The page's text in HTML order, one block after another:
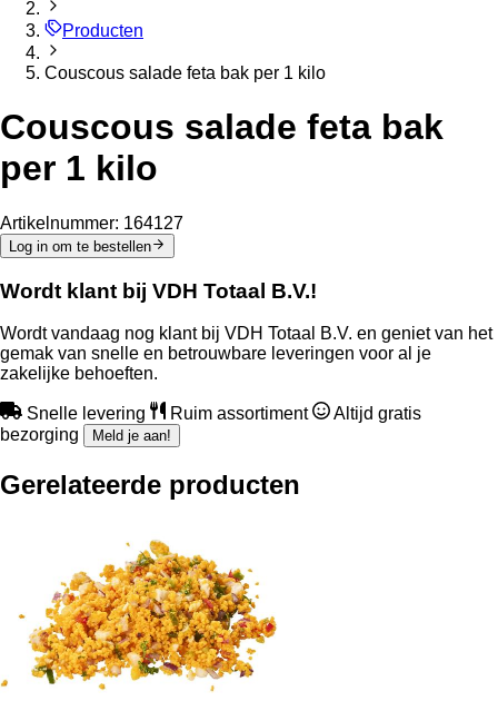
Producten
Couscous salade feta bak per 1 kilo
Couscous salade feta bak
per 1 kilo
Artikelnummer: 164127
Log in om te bestellen
Wordt klant bij VDH Totaal B.V.!
Wordt vandaag nog klant bij VDH Totaal B.V. en geniet van het
gemak van snelle en betrouwbare leveringen voor al je
zakelijke behoeften.
Snelle levering Ruim assortiment
Altijd gratis
bezorging
Meld je aan!
Gerelateerde producten